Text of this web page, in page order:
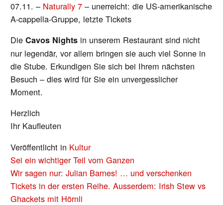
07.11. – Naturally 7 – unerreicht: die US-amerikanische
A-cappella-Gruppe, letzte Tickets
DieCavos Nights in unserem Restaurant sind nicht
nur legendär, vor allem bringen sie auch viel Sonne in
die Stube. Erkundigen Sie sich bei Ihrem nächsten
Besuch – dies wird für Sie ein unvergesslicher
Moment.
Herzlich
Ihr Kaufleuten
Veröffentlicht in Kultur
BEITRAGS-
NAVIGATION
Sei ein wichtiger Teil vom Ganzen
Wir sagen nur: Julian Barnes! … und verschenken
Tickets in der ersten Reihe. Ausserdem: Irish Stew vs
Ghackets mit Hörnli